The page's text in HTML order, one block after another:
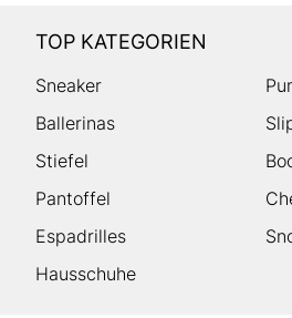
TOP KATEGORIEN
Sneaker
Ballerinas
Stiefel
Pantoffel
Espadrilles
Hausschuhe